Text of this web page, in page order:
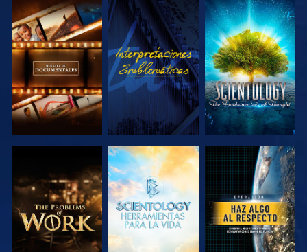
EXPLORA LAS
SERIES
VE
EXPLORA LAS
SERIES
EXPLORA LAS
SERIES
EXPLORA LAS
SERIES
VE